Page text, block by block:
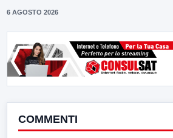
6 AGOSTO 2026
COMMENTI